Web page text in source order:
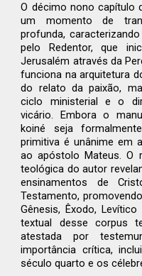
O décimo nono capítulo
um momento de
profunda,
pelo Redentor, que
Jerusalém através da
funciona na arquitetura
do relato da paixão,
ciclo ministerial e o
vicário. Embora o
koiné seja
primitiva é unânime em
ao apóstolo Mateus. O
teológica do autor
ensinamentos de
Testamento,
Gênesis, Êxodo,
textual desse corpus
atestada por
importância crítica,
século quarto e os